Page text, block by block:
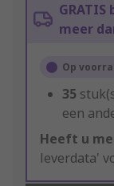
meer
Op
35
een
Heeft u
leverdata'